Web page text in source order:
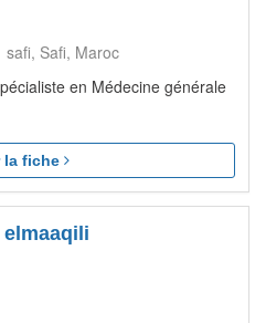
safi Safi Maroc
en Médecine générale
la fiche
elmaaqili